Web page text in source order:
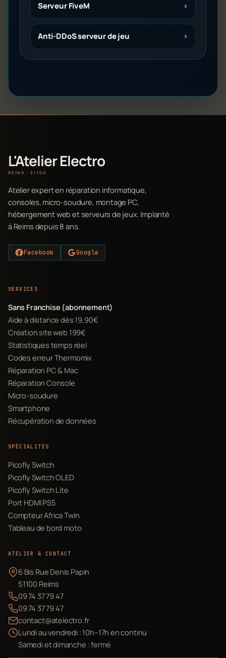
Serveur FiveM
Anti-DDoS serveur de jeu
L'Atelier Electro
REIMS · 51100
Atelier expert en réparation informatique,
consoles, micro-soudure, montage PC,
hébergement web et serveurs de jeux. Implanté
à Reims depuis 8 ans.
Facebook Google
SERVICES
Sans Franchise (abonnement)
Aide à distance dès 19,90€
Création site web 199€
Statistiques temps réel
Codes erreur Thermomix
Réparation PC & Mac
Réparation Console
Micro-soudure
Smartphone
Récupération de données
SPÉCIALITÉS
Picofly Switch
Picofly Switch OLED
Picofly Switch Lite
Port HDMI PS5
Compteur Africa Twin
Tableau de bord moto
ATELIER & CONTACT
6 Bis Rue Denis Papin
51100 Reims
09 74 37 79 47
09 74 37 79 47
contact@atelectro.fr
Lundi au vendredi : 10h–17h en continu
Samedi et dimanche : fermé